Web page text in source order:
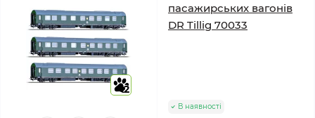
2
пасажирських вагонів
DR Tillig 70033
В наявності